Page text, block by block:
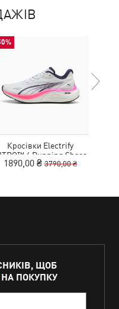
Кросівки Electrify
4 Running Shoes
Youth
1890,00 ₴ 3790,00 ₴
ЩОБ
НА ПОКУПКУ